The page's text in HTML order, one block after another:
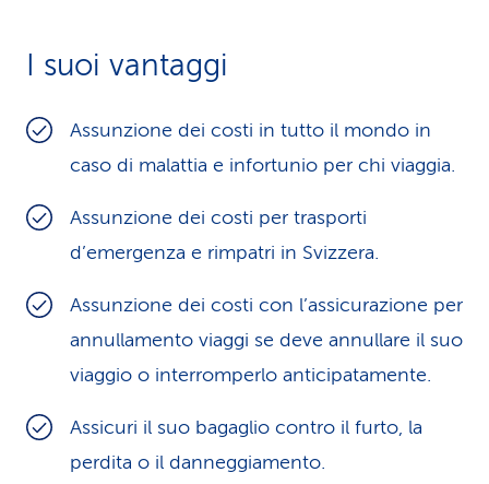
t
i
d
i
s
e
r
v
i
I suoi vantaggi
Assunzione dei costi in tutto il mondo in
caso di malattia e infortunio per chi viaggia.
Assunzione dei costi per trasporti
d’emergenza e rimpatri in Svizzera.
Assunzione dei costi con l’assicurazione per
annullamento viaggi se deve annullare il suo
viaggio o interromperlo anticipatamente.
Assicuri il suo bagaglio contro il furto, la
perdita o il danneggiamento.